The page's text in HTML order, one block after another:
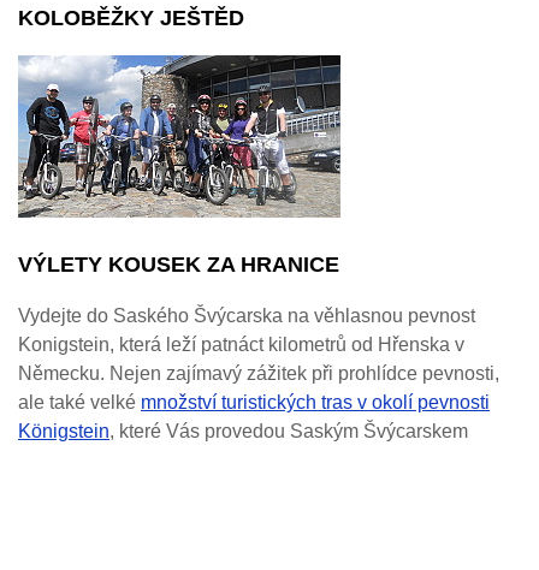
KOLOBĚŽKY JEŠTĚD
VÝLETY KOUSEK ZA HRANICE
Vydejte do Saského Švýcarska na věhlasnou pevnost
Konigstein, která leží patnáct kilometrů od Hřenska v
Německu. Nejen zajímavý zážitek při prohlídce pevnosti,
ale také velké množství turistických tras v okolí pevnosti
Königstein, které Vás provedou Saským Švýcarskem